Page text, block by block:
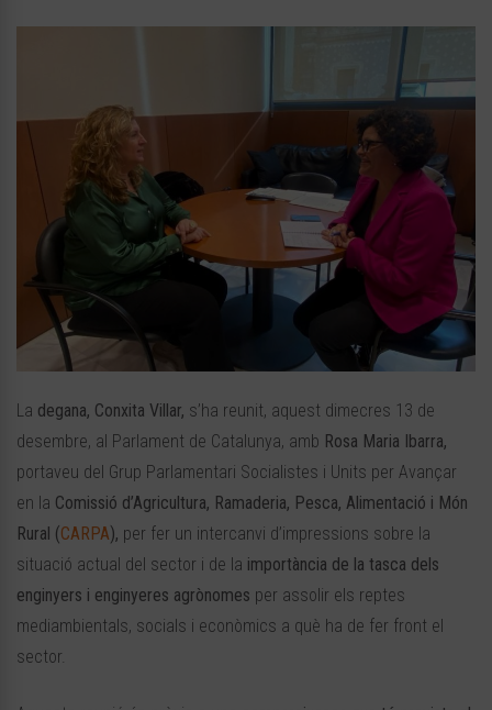
La degana, Conxita Villar, s’ha reunit, aquest dimecres 13 de
desembre, al Parlament de Catalunya, amb Rosa Maria Ibarra,
portaveu del Grup Parlamentari Socialistes i Units per Avançar
en la Comissió d’Agricultura, Ramaderia, Pesca, Alimentació i Món
Rural (CARPA), per fer un intercanvi d’impressions sobre la
situació actual del sector i de la importància de la tasca dels
enginyers i enginyeres agrònomes per assolir els reptes
mediambientals, socials i econòmics a què ha de fer front el
sector.